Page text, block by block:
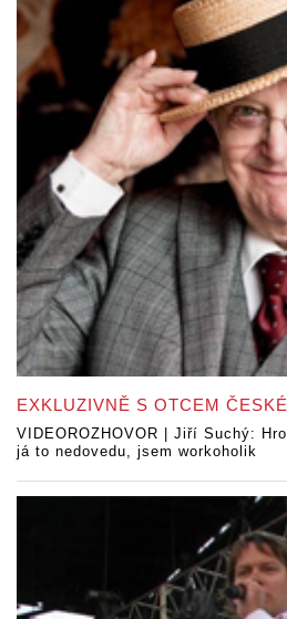
EXKLUZIVNĚ S OTCEM
VIDEOROZHOVOR | Jiří Suchý:
já to nedovedu, jsem workoholik